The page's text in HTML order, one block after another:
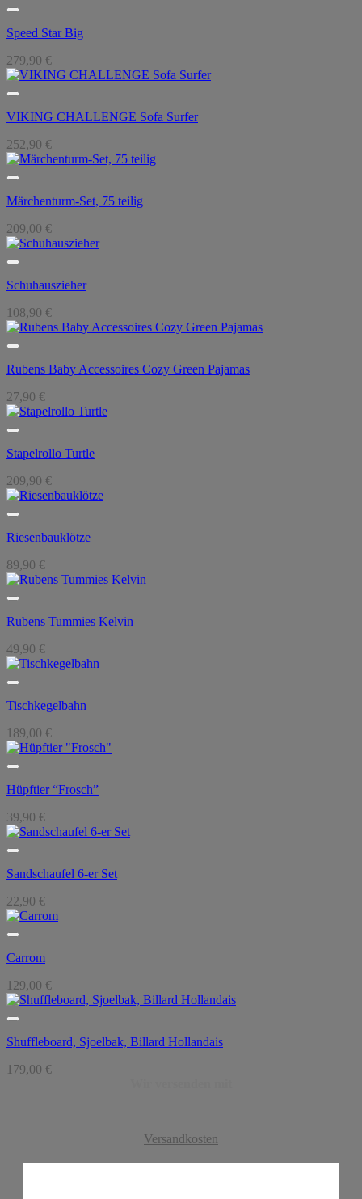
Speed Star Big
279,90 €
VIKING CHALLENGE Sofa Surfer
252,90 €
Märchenturm-Set, 75 teilig
209,00 €
Schuhauszieher
108,90 €
Rubens Baby Accessoires Cozy Green Pajamas
27,90 €
Stapelrollo Turtle
209,90 €
Riesenbauklötze
89,90 €
Rubens Tummies Kelvin
49,90 €
Tischkegelbahn
189,00 €
Hüpftier “Frosch”
39,90 €
Sandschaufel 6-er Set
22,90 €
Carrom
129,00 €
Shuffleboard, Sjoelbak, Billard Hollandais
179,00 €
Versandkosten